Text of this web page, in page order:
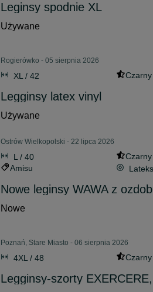
Leginsy spodnie XL
Używane
Rogierówko - 05 sierpnia 2026
XL / 42 Czarny
Legginsy latex vinyl
Używane
Ostrów Wielkopolski - 22 lipca 2026
L / 40
Czarny
Amisu
Lateks
Nowe leginsy WAWA z
Nowe
Poznań, Stare Miasto - 06 sierpnia 2026
4XL / 48 Czarny
Legginsy-szorty